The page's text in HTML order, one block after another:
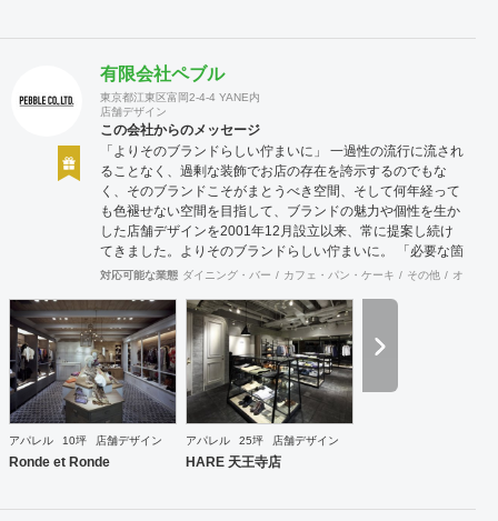
有限会社ペブル
東京都江東区富岡2-4-4 YANE内
店舗デザイン
この会社からのメッセージ
「よりそのブランドらしい佇まいに」 一過性の流行に流され
ることなく、過剰な装飾でお店の存在を誇示するのでもな
く、そのブランドこそがまとうべき空間、そして何年経って
も色褪せない空間を目指して、ブランドの魅力や個性を生か
した店舗デザインを2001年12月設立以来、常に提案し続け
てきました。よりそのブランドらしい佇まいに。 「必要な箇
所に、必要なデザインを」 2012年からはさらにその思いを
らブランディングまで総合的にブランドの出店をバックアッ
プできる体制も整えてきました。そのブランドにとってまず
何を優先すべきか、何が本当に必要なのか、そこをきちんと
アドバイスできる会社でありたいと思っています。 業務内容
・店舗設計（物販店／飲食店／美容室など） ・ブランディン
グ及びディレクション業務 ・出店におけるトータルデザイン
対応可能な業態 ダイニング・バー カフェ・パン・ケーキ その他 オフィス
アパレル 10坪 店舗デザイン
Ronde et Ronde
アパレル 25坪 店舗デザイン
HARE 天王寺店